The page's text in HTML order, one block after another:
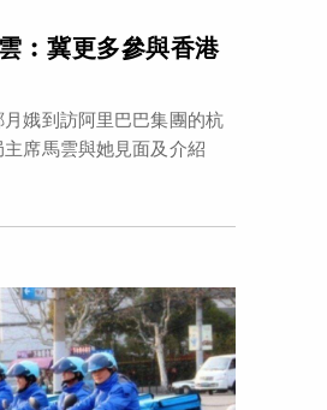
︰冀更多參與香港
娥到訪阿里巴巴集團的杭
席馬雲與她見面及介紹